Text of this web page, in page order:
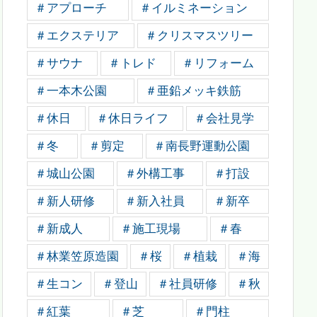
＃アプローチ ＃イルミネーション
＃エクステリア ＃クリスマスツリー
＃サウナ ＃トレド ＃リフォーム
＃一本木公園 ＃亜鉛メッキ鉄筋
＃休日 ＃休日ライフ ＃会社見学
＃冬 ＃剪定 ＃南長野運動公園
＃城山公園 ＃外構工事 ＃打設
＃新人研修 ＃新入社員 ＃新卒
＃新成人 ＃施工現場 ＃春
＃林業笠原造園 ＃桜 ＃植栽 ＃海
＃生コン ＃登山 ＃社員研修 ＃秋
＃紅葉 ＃芝 ＃門柱